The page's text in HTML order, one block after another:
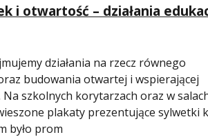
i otwartość – działania
działania na rzecz równego
budowania otwartej i wspierającej
Na szkolnych korytarzach oraz w
plakaty prezentujące sylwetki
było prom